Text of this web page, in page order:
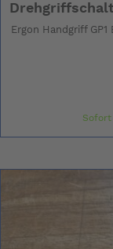
Ergon Handgriff